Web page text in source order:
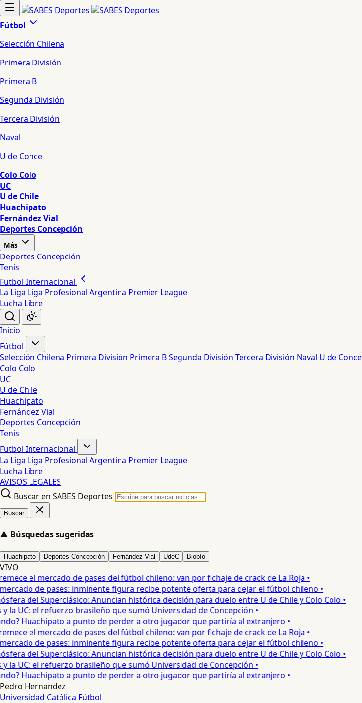
Fútbol
Selección Chilena
Primera División
Primera B
Segunda División
Tercera División
Naval
U de Conce
Colo Colo
UC
U de Chile
Huachipato
Fernández Vial
Deportes Concepción
Más
Deportes Concepción
Tenis
Futbol Internacional
La Liga Liga Profesional Argentina Premier League
Lucha Libre
Inicio
Fútbol
Selección Chilena Primera División Primera BSegunda División Tercera División Naval U de Conce
Colo Colo
UC
U de Chile
Huachipato
Fernández Vial
Deportes Concepción
Tenis
Futbol Internacional
La Liga Liga Profesional Argentina Premier League
Lucha Libre
AVISOS LEGALES
Buscar en SABES Deportes
Buscar
▲ Búsquedas sugeridas
Huachipato Deportes Concepción Fernández Vial UdeC Biobío
VIVO
el mercado de pases del fútbol chileno: van por fichaje de crack de La Roja •
de pases: inminente figura recibe potente oferta para dejar el fútbol chileno •
del Superclásico: Anuncian histórica decisión para duelo entre U de Chile y Colo Colo •
UC: el refuerzo brasileño que sumó Universidad de Concepción •
Huachipato a punto de perder a otro jugador que partiría al extranjero •
el mercado de pases del fútbol chileno: van por fichaje de crack de La Roja •
de pases: inminente figura recibe potente oferta para dejar el fútbol chileno •
del Superclásico: Anuncian histórica decisión para duelo entre U de Chile y Colo Colo •
UC: el refuerzo brasileño que sumó Universidad de Concepción •
Huachipato a punto de perder a otro jugador que partiría al extranjero •
Pedro Hernandez
Universidad Católica Fútbol